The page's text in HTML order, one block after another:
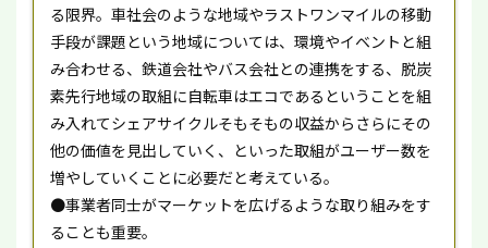
る限界。車社会のような地域やラストワンマイルの移動
手段が課題という地域については、環境やイベントと組
み合わせる、鉄道会社やバス会社との連携をする、脱炭
素先行地域の取組に自転車はエコであるということを組
み入れてシェアサイクルそもそもの収益からさらにその
他の価値を見出していく、といった取組がユーザー数を
増やしていくことに必要だと考えている。
●事業者同士がマーケットを広げるような取り組みをす
ることも重要。